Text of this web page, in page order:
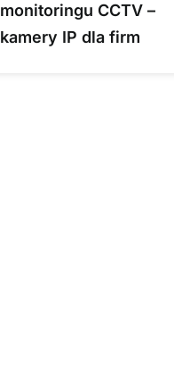
monitoringu CCTV –
kamery IP dla firm